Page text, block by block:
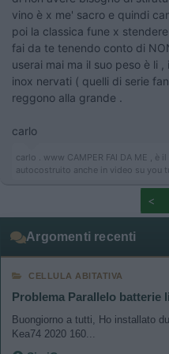
vino è x me' sacro e quindi
poi la classica fune x
fai da te tenendo conto di
userai mai ma il suo peso è li
inox nervati ( quelli di serie
reggono alla grande .
carlo
carlo . www CAMPER FAI DA ME , è
autocostruito anche in video su you
<
Argomenti recenti
CELLULA ABITATIVA
Problema Parallelo batterie
Buongiorno a tutti, Ho installato
Kea74 2020 160...